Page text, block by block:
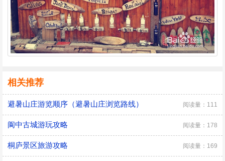
相关推荐
避暑山庄游览顺序（避暑山庄浏览路线） 阅读量：111
阆中古城游玩攻略 阅读量：178
桐庐景区旅游攻略 阅读量：169